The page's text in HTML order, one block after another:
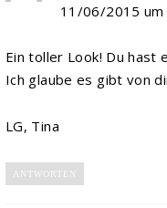
11/06/2015 um
Ein toller Look! Du hast
Ich glaube es gibt von
LG, Tina
ANTWORTEN